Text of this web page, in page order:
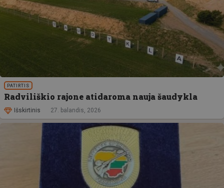
PATIRTIS
Radviliškio rajone atidaroma nauja šaudykla
Išskirtinis 27. balandis, 2026